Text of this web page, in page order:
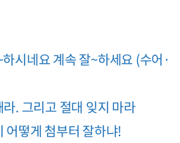
시네요 계속 잘~하세요 (수어·
. 그리고 절대 잊지 마라
어떻게 첨부터 잘하냐!